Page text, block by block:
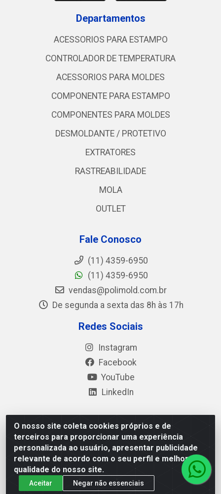
O nosso site coleta cookies próprios e de
terceiros para proporcionar uma experiência
personalizada ao usuário, apresentar publicidade
relevante de acordo com o seu perfil e melhorar a
qualidade do nosso site.
Aceitar Negar não essenciais
Departamentos
ACESSORIOS PARA ESTAMPO
CONTROLADOR DE TEMPERATURA
ACESSORIOS PARA MOLDES
COMPONENTE PARA ESTAMPO
COMPONENTES PARA MOLDES
DESMOLDANTE / PROTETIVO
EXTRATORES
RASTREABILIDADE
MOLA
OUTLET
Fale Conosco
(11) 4359-6950
(11) 4359-6950
vendas@polimold.com.br
De segunda a sexta das 8h às 17h
Redes Sociais
Instagram
Facebook
YouTube
LinkedIn
Polimold Industrial Ltda - Estrada dos Casa, 4585 – São
Bernardo do Campo / SP – CEP: 09.840-000 - CNPJ
44.106.466/0001-41